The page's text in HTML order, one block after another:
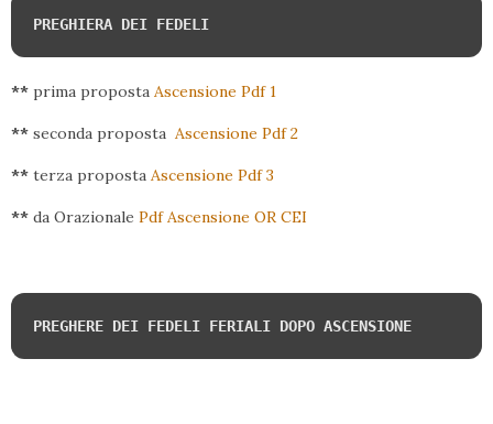
PREGHIERA DEI FEDELI
** prima proposta Ascensione Pdf 1
** seconda proposta Ascensione Pdf 2
** terza proposta Ascensione Pdf 3
** da Orazionale Pdf Ascensione OR CEI
PREGHERE DEI FEDELI FERIALI DOPO ASCENSIONE